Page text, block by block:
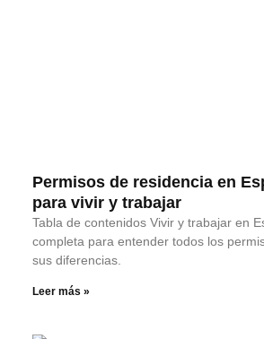
Permisos de residencia en
para vivir y trabajar
Tabla de contenidos Vivir y trabajar en
completa para entender todos los
sus diferencias.
Leer más »